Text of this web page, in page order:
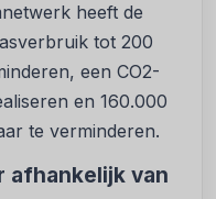
heeft de
tot 200
een CO2-
en 160.000
te verminderen.
afhankelijk van